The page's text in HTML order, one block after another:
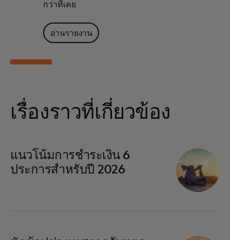
กว่าที่เคย
อ่านรายงาน
เรื่องราวที่เกี่ยวข้อง
แนวโน้มการชำระเงิน 6
ประการสำหรับปี 2026